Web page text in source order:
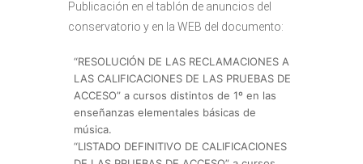
Publicación en el tablón de anuncios del
conservatorio y en la WEB del documento:
“RESOLUCIÓN DE LAS RECLAMACIONES A
LAS CALIFICACIONES DE LAS PRUEBAS DE
ACCESO” a cursos distintos de 1º en las
enseñanzas elementales básicas de
música.
“LISTADO DEFINITIVO DE CALIFICACIONES